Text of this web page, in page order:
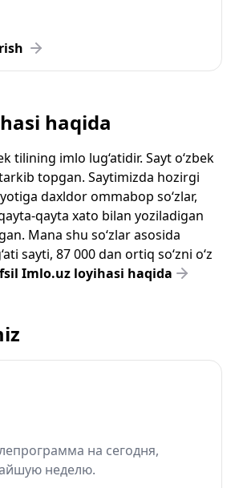
haqida
tilining imlo lug‘atidir. Sayt o‘zbek
topgan. Saytimizda hozirgi
daxldor ommabop so‘zlar,
qayta xato bilan yoziladigan
Mana shu so‘zlar asosida
sayti, 87 000 dan ortiq so‘zni o‘z
Imlo.uz loyihasi haqida
на сегодня,
неделю.